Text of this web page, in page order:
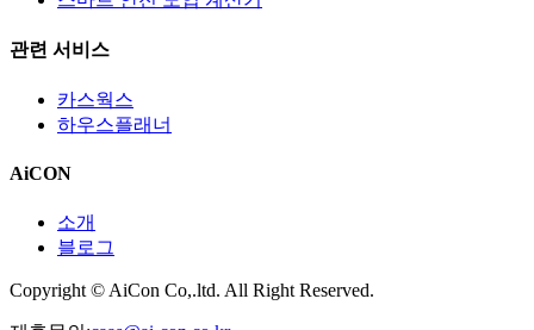
관련 서비스
카스웍스
하우스플래너
AiCON
소개
블로그
Copyright © AiCon Co,.ltd. All Right Reserved.